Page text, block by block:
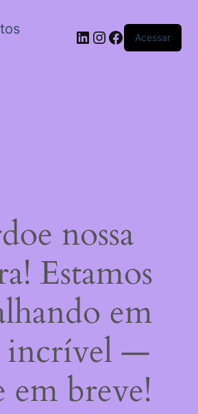
LinkedIn
Instagram
Facebook
Acessar
nossa
Estamos
em
incrível —
em breve!